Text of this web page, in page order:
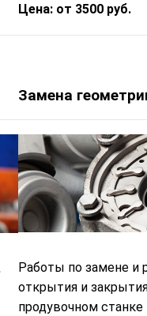
Цена: от 3500 руб.
Замена
Работы по замене и
открытия и
продувочном станке